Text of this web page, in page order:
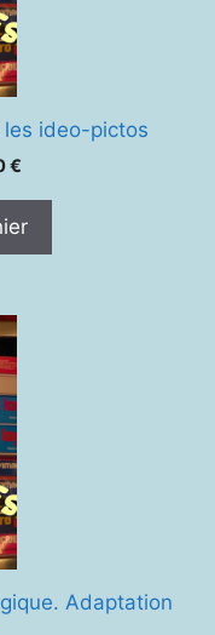
les ideo-pictos
€Le
est :
Adaptation